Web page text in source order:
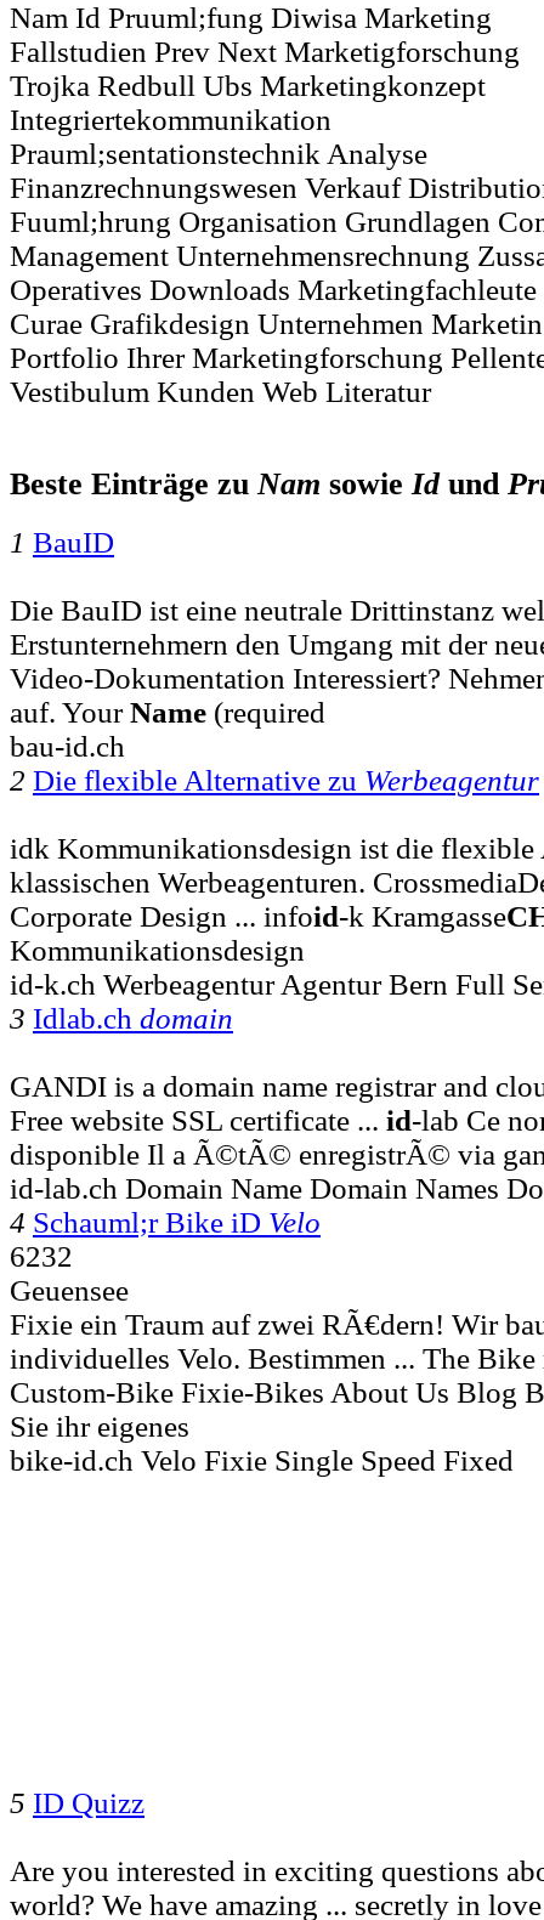
Nam Id Pruuml;fung Diwisa Marketing
Fallstudien Prev Next Marketigforschung
Trojka Redbull Ubs Marketingkonzept
Integriertekommunikation
Prauml;sentationstechnik Analyse
Finanzrechnungswesen Verkauf
Fuuml;hrung Organisation Grundlagen
Management Unternehmensrechnung
Operatives Downloads
Curae Grafikdesign Unternehmen
Portfolio Ihrer Marketingforschung
Vestibulum Kunden Web Literatur
Beste Einträge zuNam sowieIdund
1 BauID
Die BauID ist eine neutrale Drittinstanz
Erstunternehmern den Umgang mit der
Video-Dokumentation Interessiert?
auf. YourName (required
bau-id.ch
2 Die flexible Alternative zu Werbeagentur
idk Kommunikationsdesign ist die flexible
klassischen Werbeagenturen.
Corporate Design ... infoid-k Kramgasse
Kommunikationsdesign
id-k.ch Werbeagentur Agentur Bern Full
3 Idlab.ch domain
GANDI is a domain name registrar and
Free website SSL certificate ... id-lab Ce
disponible Il a Ã©tÃ© enregistrÃ© via
id-lab.ch Domain Name Domain Names
4 Schauml;r Bike iD Velo
6232
Geuensee
Fixie ein Traum auf zwei RÃ€dern! Wir
individuelles Velo. Bestimmen ... The Bike
Custom-Bike Fixie-Bikes About Us Blog
Sie ihr eigenes
bike-id.ch Velo Fixie Single Speed Fixed
5 ID Quizz
Are you interested in exciting questions
world? We have amazing ... secretly in